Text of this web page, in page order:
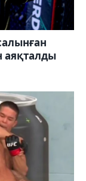
аяқталды